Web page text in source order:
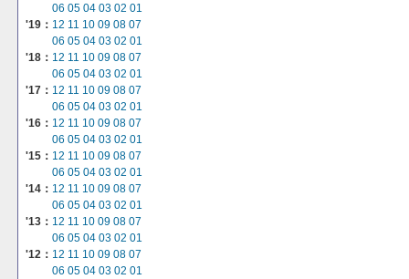
06 05 04 03 02 01
'19： 12 11 10 09 08 07
06 05 04 03 02 01
'18： 12 11 10 09 08 07
06 05 04 03 02 01
'17： 12 11 10 09 08 07
06 05 04 03 02 01
'16： 12 11 10 09 08 07
06 05 04 03 02 01
'15： 12 11 10 09 08 07
06 05 04 03 02 01
'14： 12 11 10 09 08 07
06 05 04 03 02 01
'13： 12 11 10 09 08 07
06 05 04 03 02 01
'12： 12 11 10 09 08 07
06 05 04 03 02 01